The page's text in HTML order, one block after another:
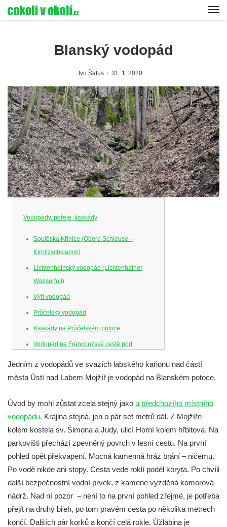
Blanský vodopád
Ivo Šafus 31. 1. 2020
Vodopády, peřeje, kaskády
Soutěska Křinice (Obere Schleuse –
Kirnitzschklamm)
Lichtenhainský vodopád (Lichtenhainer
Wasserfall)
Výří vodopád
Průčelský vodopád
Kaskády na Průčelském potoce
Vodopád na Francouzské cestě pod
Vodopád u parkoviště hotelu U Kozičky v
Vodopád na Suché Bělé na východním
okraji Hřenska
Mattoniho vodopád na Ottově prameni v
Kyselce
Vodopád na Stříbrnickém potoku v Bertině
údolí
Peřeje na řece Smědá mezi Raspenavou a
Hejnicemi
Vodopád v Pískové (Písečné) rokli u
Jedním z vodopádů ve svazích labského kaňonu nad částí
města Ústí nad Labem Mojžíř je vodopád na Blanském potoce.
Úvod by mohl zůstat zcela stejný jako u předchozího místního
vodopádu. Krajina stejná, jen o pár set metrů dál. Z Mojžíře
kolem kostela sv. Šimona a Judy, ulicí Horní kolem hřbitova. Na
parkovišti přechází zpevněný povrch v lesní cestu. Na první
pohled opět překvapení. Mocná kamenná hráz brání – ničemu.
Po vodě nikde ani stopy. Cesta vede roklí podél koryta. Po chvíli
další bezpečnostní vodní prvek, z kamene vyzděná komorová
nádrž. Nad ní pozor – není to na první pohled zřejmé, je potřeba
přejít na druhý břeh, po tom pravém cesta po několika metrech
končí. Dalších pár korků a končí celá rokle. Úžlabina je